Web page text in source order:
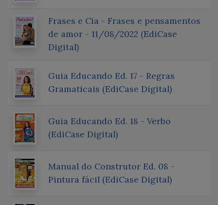
Frases e Cia - Frases e pensamentos
de amor - 11/08/2022 (EdiCase
Digital)
Guia Educando Ed. 17 - Regras
Gramaticais (EdiCase Digital)
Guia Educando Ed. 18 - Verbo
(EdiCase Digital)
Manual do Construtor Ed. 08 -
Pintura fácil (EdiCase Digital)